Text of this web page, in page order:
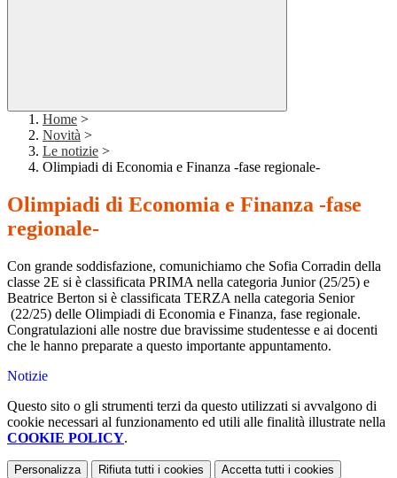
Home >
Novità >
Le notizie >
Olimpiadi di Economia e Finanza -fase regionale-
Olimpiadi di Economia e Finanza -fase
regionale-
Con grande soddisfazione, comunichiamo che Sofia Corradin della
classe 2E si è classificata PRIMA nella categoria Junior (25/25) e
Beatrice Berton si è classificata TERZA nella categoria Senior
(22/25) delle Olimpiadi di Economia e Finanza, fase regionale.
Congratulazioni alle nostre due bravissime studentesse e ai docenti
che le hanno preparate a questo importante appuntamento.
Notizie
Questo sito o gli strumenti terzi da questo utilizzati si avvalgono di
cookie necessari al funzionamento ed utili alle finalità illustrate nella
COOKIE POLICY.
Personalizza Rifiuta tutti i cookies Accetta tutti i cookies